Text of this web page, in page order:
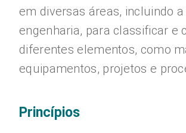
em diversas áreas, incluindo a
engenharia, para classificar e
diferentes elementos, como
equipamentos, projetos e
Princípios